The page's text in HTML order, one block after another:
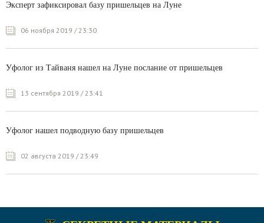
Эксперт зафиксировал базу пришельцев на Луне
06 ноября 2019 / 23:30
Уфолог из Тайваня нашел на Луне послание от пришельцев
13 сентября 2019 / 23:41
Уфолог нашел подводную базу пришельцев
02 августа 2019 / 23:49